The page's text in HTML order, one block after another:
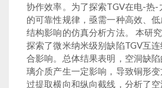
协作效率。为了探索TGV在电-热-
的可靠性规律，亟需一种高效、
结构影响的仿真分析方法。 本研
探索了微米纳米级别缺陷TGV互
合影响。总体结果表明，空洞缺
璃介质产生一定影响，导致铜形
过提取横向和纵向截线，分析了